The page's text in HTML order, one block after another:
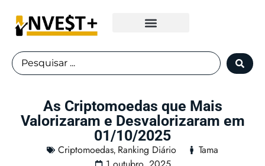
As Criptomoedas que Mais
Valorizaram e Desvalorizaram em
01/10/2025
Criptomoedas, Ranking Diário
Tama